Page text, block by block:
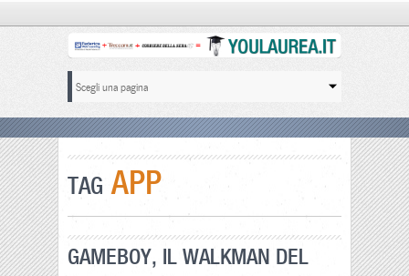
TAG APP
GAMEBOY, IL WALKMAN DEL